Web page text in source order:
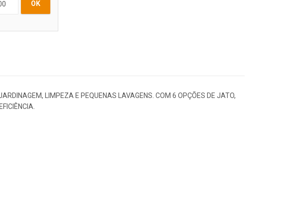
OK
LIMPEZA E PEQUENAS LAVAGENS. COM 6 OPÇÕES DE JATO,